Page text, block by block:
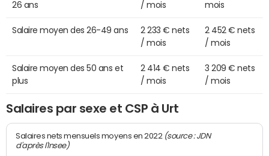
26 ans
/ mois
mois
Salaire moyen des 26-49 ans
2 233 € nets
/ mois
2 452 € nets
/ mois
Salaire moyen des 50 ans et
plus
2 414 € nets
/ mois
3 209 € nets
/ mois
Salaires par sexe et CSP à Urt
Salaires nets mensuels moyens en 2022 (source : JDN
d'après l'Insee)